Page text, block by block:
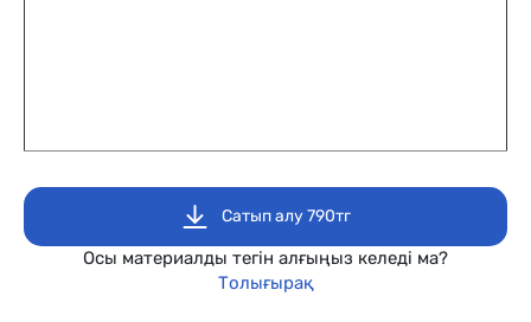
Сатып алу 790тг
Осы материалды тегін алғыңыз келеді ма?
Толығырақ